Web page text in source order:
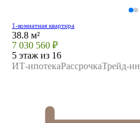
1-комнатная квартира
38.8 м²
7 030 560 ₽
5 этаж из 16
ИТ-ипотекаРассрочкаТрейд-ин